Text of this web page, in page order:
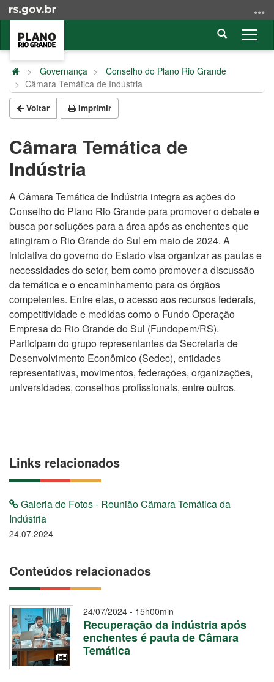
para
conteúdo
para
menu
para
busca
a
Abrir
a
Início
conteúdo
Governança
Conselho do Plano Rio Grande
Câmara Temática de Indústria
Voltar Imprimir
Câmara Temática de
Indústria
A Câmara Temática de Indústria integra as ações do
Conselho do Plano Rio Grande para promover o debate e
busca por soluções para a área após as enchentes que
atingiram o Rio Grande do Sul em maio de 2024. A
iniciativa do governo do Estado visa organizar as pautas e
necessidades do setor, bem como promover a discussão
da temática e o encaminhamento para os órgãos
competentes. Entre elas, o acesso aos recursos federais,
competitividade e medidas como o Fundo Operação
Empresa do Rio Grande do Sul (Fundopem/RS).
Participam do grupo representantes da Secretaria de
Desenvolvimento Econômico (Sedec), entidades
representativas, movimentos, federações, organizações,
universidades, conselhos profissionais, entre outros.
Links relacionados
Galeria de Fotos - Reunião Câmara Temática da
Indústria
24.07.2024
Conteúdos relacionados
24/07/2024 - 15h00min
Recuperação da indústria após
enchentes é pauta de Câmara
Temática